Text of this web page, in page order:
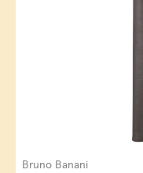
Bruno Banani